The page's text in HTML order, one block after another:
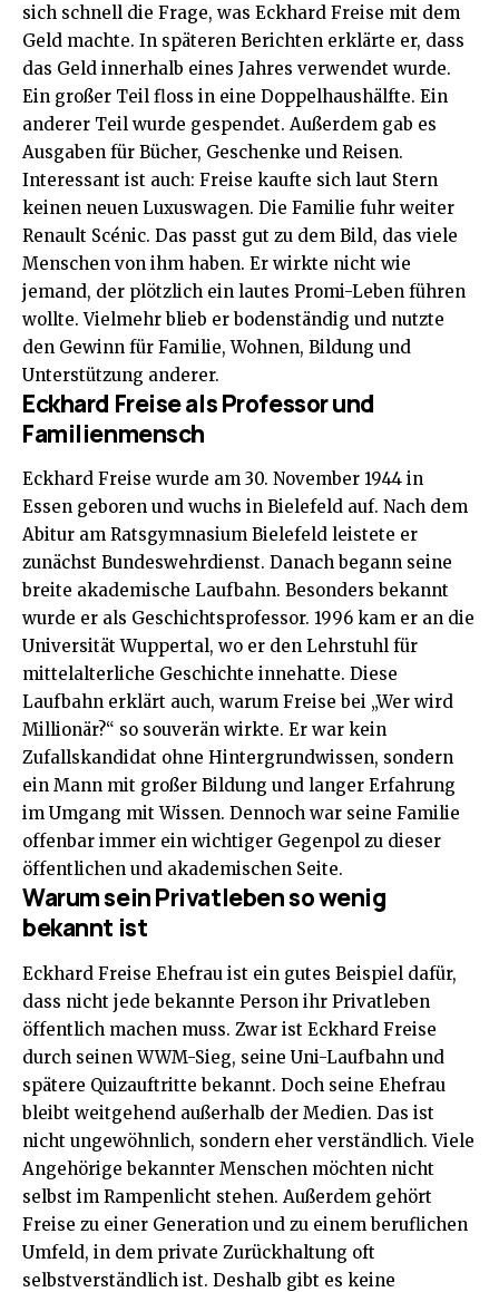
sich schnell die Frage, was Eckhard Freise mit dem
Geld machte. In späteren Berichten erklärte er, dass
das Geld innerhalb eines Jahres verwendet wurde.
Ein großer Teil floss in eine Doppelhaushälfte. Ein
anderer Teil wurde gespendet. Außerdem gab es
Ausgaben für Bücher, Geschenke und Reisen.
Interessant ist auch: Freise kaufte sich laut Stern
keinen neuen Luxuswagen. Die Familie fuhr weiter
Renault Scénic. Das passt gut zu dem Bild, das viele
Menschen von ihm haben. Er wirkte nicht wie
jemand, der plötzlich ein lautes Promi-Leben führen
wollte. Vielmehr blieb er bodenständig und nutzte
den Gewinn für Familie, Wohnen, Bildung und
Unterstützung anderer.
Eckhard Freise als Professor und
Familienmensch
Eckhard Freise wurde am 30. November 1944 in
Essen geboren und wuchs in Bielefeld auf. Nach dem
Abitur am Ratsgymnasium Bielefeld leistete er
zunächst Bundeswehrdienst. Danach begann seine
breite akademische Laufbahn. Besonders bekannt
wurde er als Geschichtsprofessor. 1996 kam er an die
Universität Wuppertal, wo er den Lehrstuhl für
mittelalterliche Geschichte innehatte. Diese
Laufbahn erklärt auch, warum Freise bei „Wer wird
Millionär?“ so souverän wirkte. Er war kein
Zufallskandidat ohne Hintergrundwissen, sondern
ein Mann mit großer Bildung und langer Erfahrung
im Umgang mit Wissen. Dennoch war seine Familie
offenbar immer ein wichtiger Gegenpol zu dieser
öffentlichen und akademischen Seite.
Warum sein Privatleben so wenig
bekannt ist
Eckhard Freise Ehefrau ist ein gutes Beispiel dafür,
dass nicht jede bekannte Person ihr Privatleben
öffentlich machen muss. Zwar ist Eckhard Freise
durch seinen WWM-Sieg, seine Uni-Laufbahn und
spätere Quizauftritte bekannt. Doch seine Ehefrau
bleibt weitgehend außerhalb der Medien. Das ist
nicht ungewöhnlich, sondern eher verständlich. Viele
Angehörige bekannter Menschen möchten nicht
selbst im Rampenlicht stehen. Außerdem gehört
Freise zu einer Generation und zu einem beruflichen
Umfeld, in dem private Zurückhaltung oft
selbstverständlich ist. Deshalb gibt es keine